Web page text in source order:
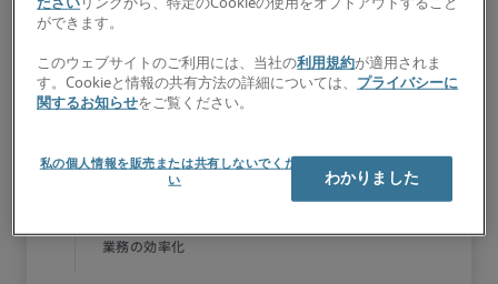
ださい リンクから、特定のCookieの使用をオプトアウトすること
ができます。
このウェブサイトのご利用には、当社の利用規約が適用されま
す。Cookieと情報の共有方法の詳細については、 プライバシーに
関するお知らせをご覧ください。
私の個人情報を販売または共有しないでくださ
い
わかりました